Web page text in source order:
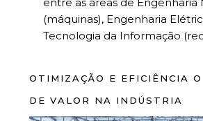
(máquinas), Engenharia
Tecnologia da Informação
OTIMIZAÇÃO E EFICIÊNCIA O
DE VALOR NA INDÚSTRIA